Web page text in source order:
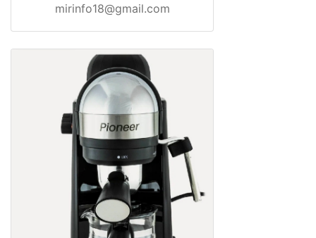
mirinfo18@gmail.com